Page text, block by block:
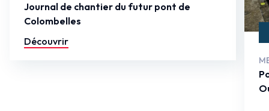
Journal de chantier du futur pont de
Colombelles
Découvrir